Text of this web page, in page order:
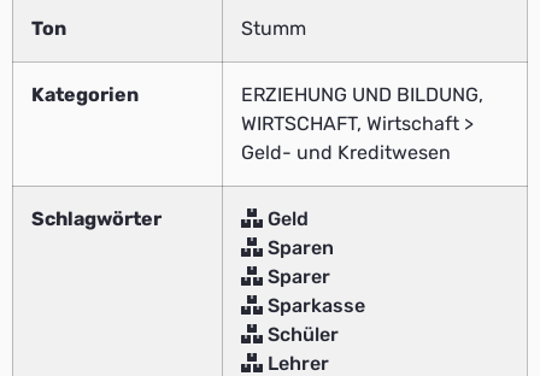
Ton Stumm
Kategorien
ERZIEHUNG UND BILDUNG,
WIRTSCHAFT, Wirtschaft >
Geld- und Kreditwesen
Schlagwörter
Geld
Sparen
Sparer
Sparkasse
Schüler
Lehrer